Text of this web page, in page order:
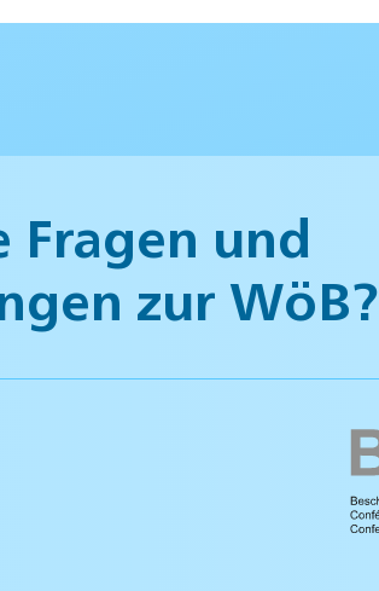
Fragen und
zur WöB?